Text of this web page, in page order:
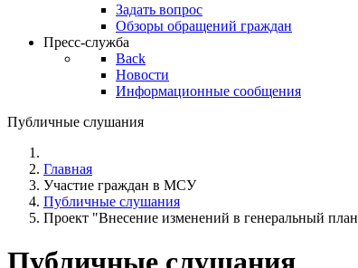
Задать вопрос
Обзоры обращений граждан
Пресс-служба
Back
Новости
Информационные сообщения
Публичные слушания
Главная
Участие граждан в МСУ
Публичные слушания
Проект "Внесение изменений в генеральный